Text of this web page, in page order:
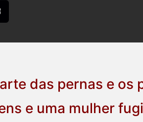
das pernas e os
e uma mulher